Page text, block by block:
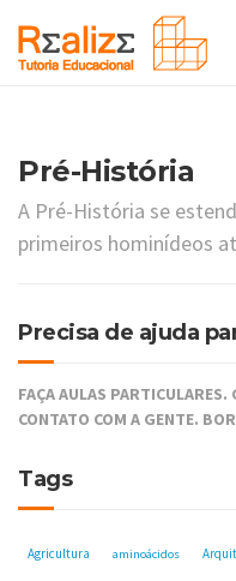
Pré-História
A Pré-História se
primeiros hominídeos
Precisa de ajuda
FAÇA AULAS PARTICULARES.
CONTATO COM A GENTE.
Tags
Agricultura aminoácidos